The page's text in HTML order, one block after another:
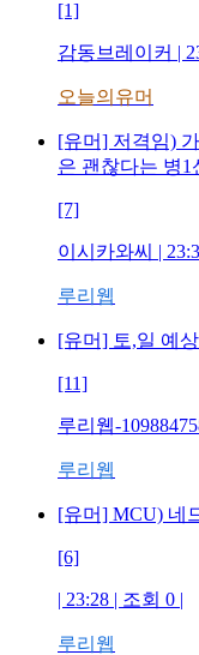
[1]
감동브레이커 |
오늘의유머
[유머] 저격임)
은 괜찮다는 병1
[7]
이시카와씨 |
루리웹
[유머] 토,일 예
[11]
루리웹-
루리웹
[유머] MCU) 네
[6]
| 23:28 | 조회 0 |
루리웹